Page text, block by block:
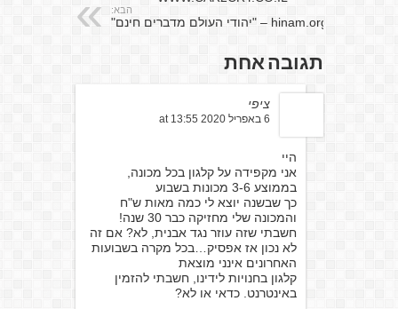
הבא:
hinam.org – "יהודי העולם מדברים חינם"
תגובה אחת
ציפי
6 באפריל 2020 at 13:55
היי
אני מקפידה על קלגון בכל מכונה,
בממוצע 3-6 מכונות בשבוע
כך שבשנה יוצא לי כמה מאות ש"ח
והמכונה שלי מחזיקה כבר 30 שנה!
חשבתי שזה עוזר נגד אבנית, לא? אם זה
לא נכון אז אפסיק…בכל מקרה בשבועות
האחרונים אינני מוצאת
קלגון בחנויות לידינו, חשבתי להזמין
באינטרנט. כדאי או לא?